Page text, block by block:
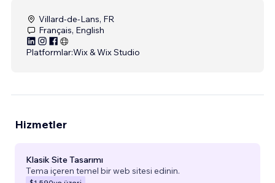
Villard-de-Lans, FR
Français, English
Platformlar:Wix & Wix Studio
Hizmetler
Klasik Site Tasarımı
Tema içeren temel bir web sitesi edinin.